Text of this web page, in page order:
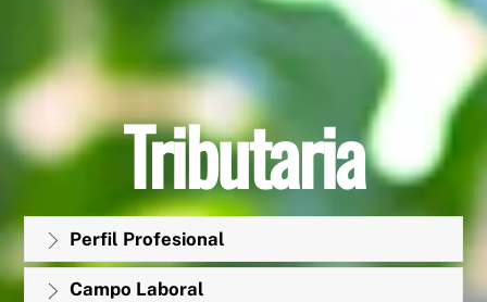
Tributaria
Perfil Profesional
Campo Laboral